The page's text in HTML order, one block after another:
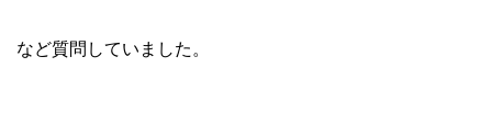
など質問していました。